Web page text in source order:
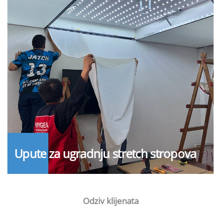
Upute za ugradnju stretch stropova
Odziv klijenata